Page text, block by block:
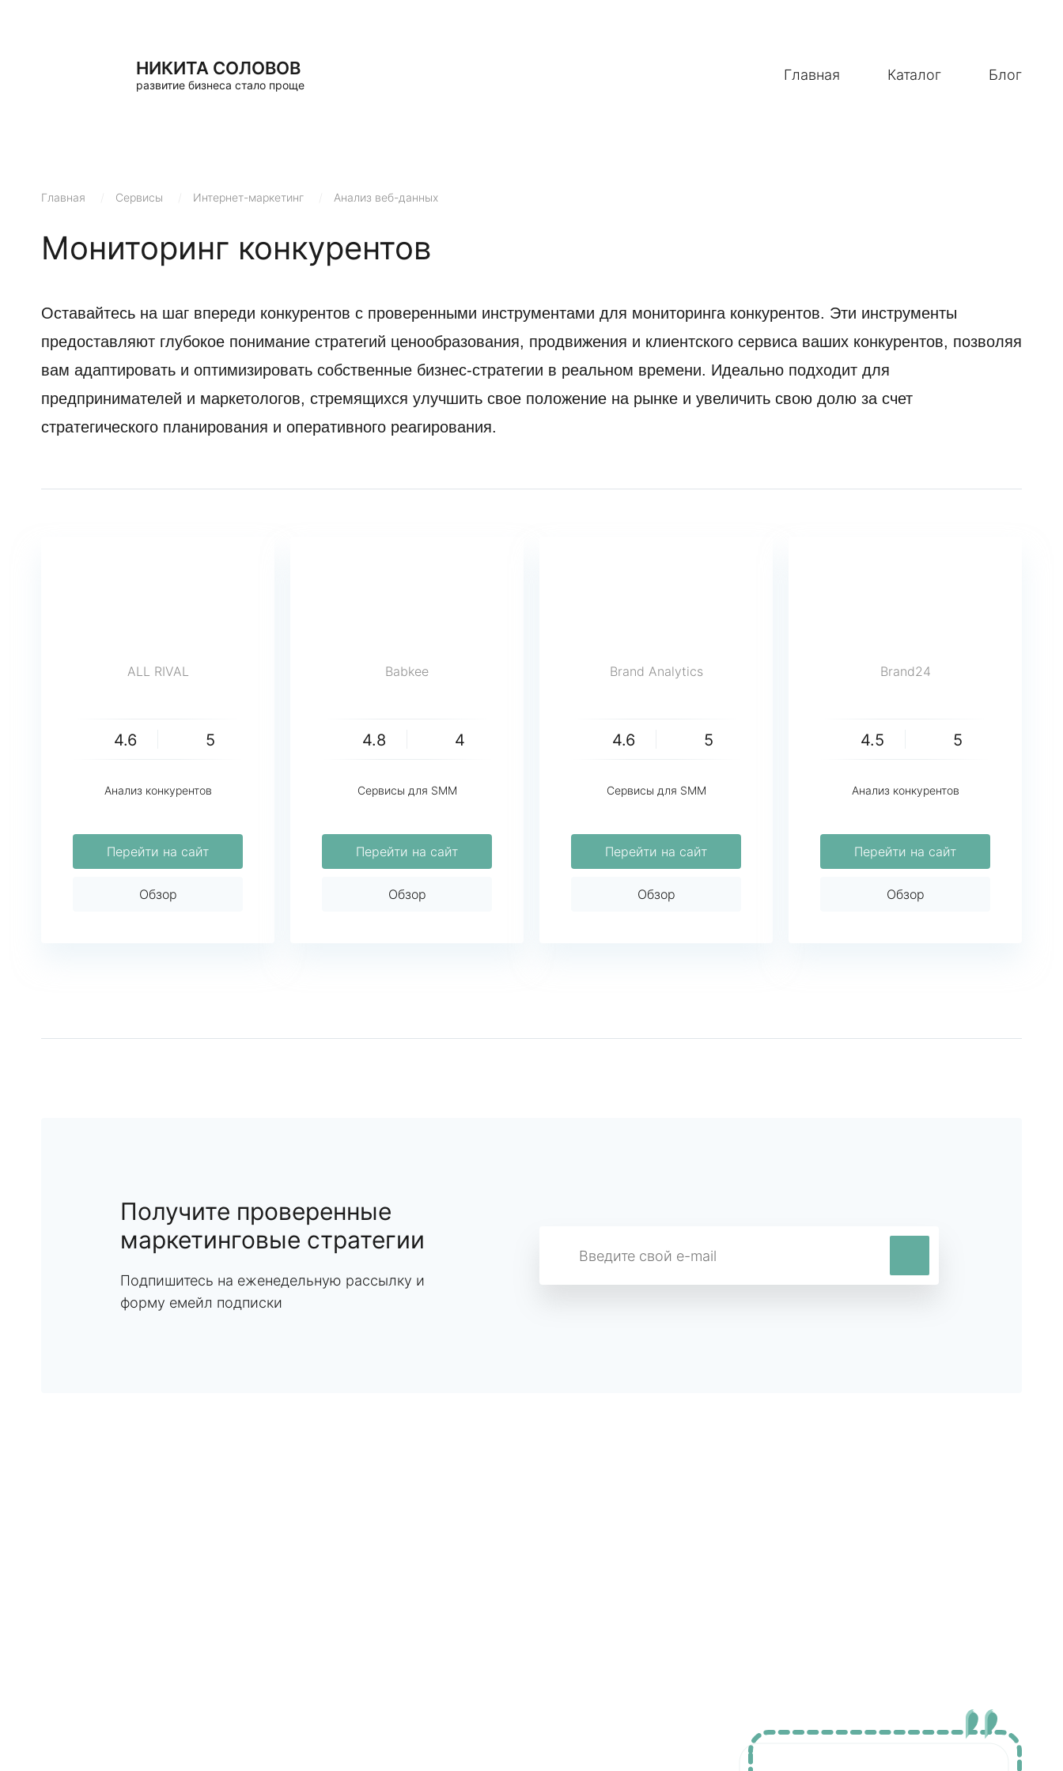
НИКИТА СОЛОВОВ
развитие бизнеса стало проще
Главная Каталог Блог
Главная Сервисы Интернет-маркетинг Анализ веб-данных
Мониторинг конкурентов
Оставайтесь на шаг впереди конкурентов с проверенными инструментами для мониторинга конкурентов. Эти инструменты
предоставляют глубокое понимание стратегий ценообразования, продвижения и клиентского сервиса ваших конкурентов, позволяя
вам адаптировать и оптимизировать собственные бизнес-стратегии в реальном времени. Идеально подходит для
предпринимателей и маркетологов, стремящихся улучшить свое положение на рынке и увеличить свою долю за счет
стратегического планирования и оперативного реагирования.
ALL RIVAL
4.6 5
Анализ конкурентов
Перейти на сайт
Обзор
Babkee
4.8 4
Сервисы для SMM
Перейти на сайт
Обзор
Brand Analytics
4.6 5
Сервисы для SMM
Перейти на сайт
Обзор
Brand24
4.5 5
Анализ конкурентов
Перейти на сайт
Обзор
Получите проверенные
маркетинговые стратегии
Подпишитесь на еженедельную рассылку и
форму емейл подписки